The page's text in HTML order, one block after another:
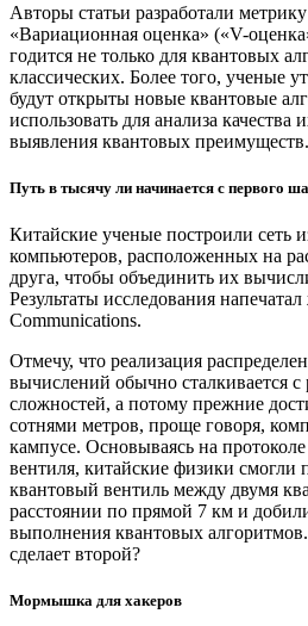
Авторы статьи разработали
«Вариационная оценка» («V-
годится не только для квантовых
классических. Более того, ученые
будут открыты новые квантовые
использовать для анализа
выявления квантовых преимуществ.
Путь в тысячу ли начинается с первого
Китайские ученые построили сеть
компьютеров, расположенных на
друга, чтобы объединить их
Результаты исследования
Communications.
Отмечу, что реализация
вычислений обычно сталкивается с
сложностей, а потому прежние
сотнями метров, проще говоря,
кампусе. Основываясь на
вентиля, китайские физики смогли
квантовый вентиль между двумя
расстоянии по прямой 7 км и
выполнения квантовых
сделает второй?
Мормышка для хакеров